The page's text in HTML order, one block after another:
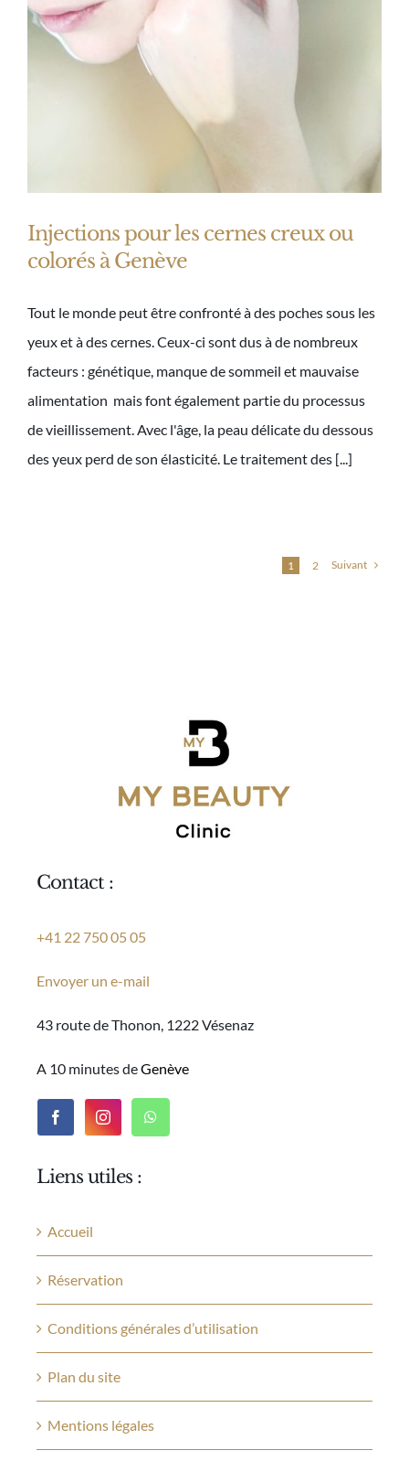
Injections pour les cernes creux ou
colorés à Genève
Tout le monde peut être confronté à des poches sous les
yeux et à des cernes. Ceux-ci sont dus à de nombreux
facteurs : génétique, manque de sommeil et mauvaise
alimentation mais font également partie du processus
de vieillissement. Avec l'âge, la peau délicate du dessous
des yeux perd de son élasticité. Le traitement des [...]
1 2 Suivant
Contact :
+41 22 750 05 05
Envoyer un e-mail
43 route de Thonon, 1222 Vésenaz
A 10 minutes deGenève
Liens utiles :
Accueil
Réservation
Conditions générales d’utilisation
Plan du site
Mentions légales